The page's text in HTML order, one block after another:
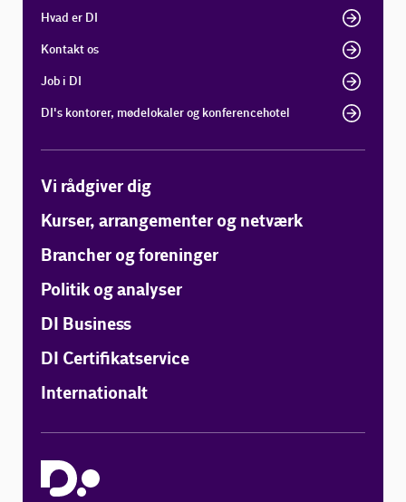
Hvad er DI
Kontakt os
Job i DI
DI's kontorer, mødelokaler og konferencehotel
Vi rådgiver dig
Kurser, arrangementer og netværk
Brancher og foreninger
Politik og analyser
DI Business
DI Certifikatservice
Internationalt